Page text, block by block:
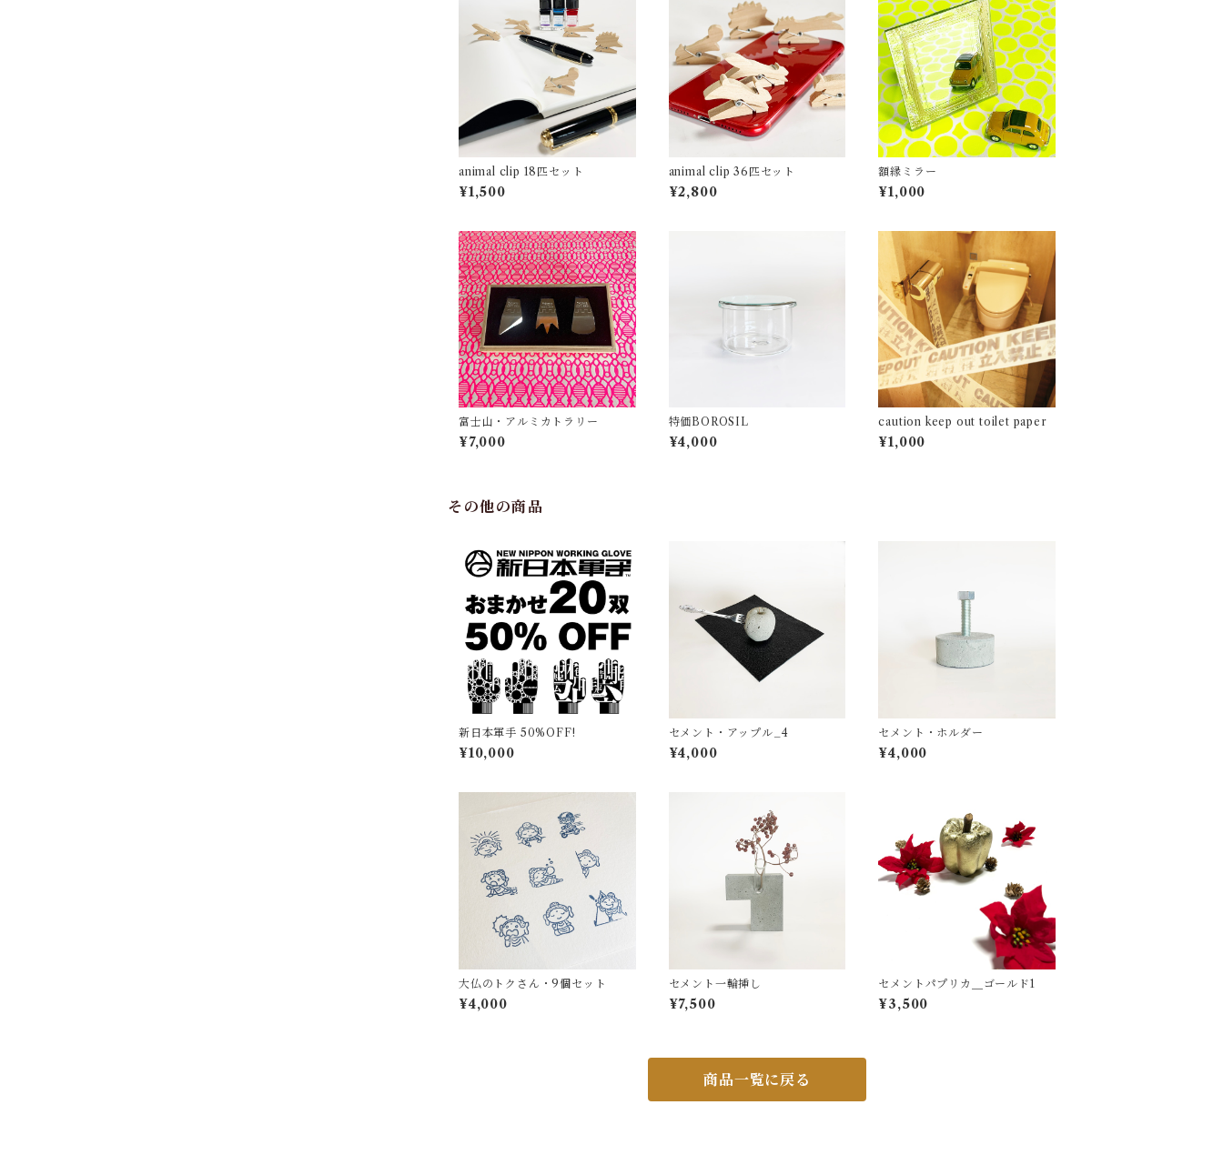
animal clip 18匹セット
¥1,500
animal clip 36匹セット
¥2,800
額縁ミラー
¥1,000
富士山・アルミカトラリー
¥7,000
特価BOROSIL
¥4,000
caution keep out toilet paper
¥1,000
その他の商品
新日本軍手 50%OFF!
¥10,000
セメント・アップル_4
¥4,000
セメント・ホルダー
¥4,000
大仏のトクさん・9個セット
¥4,000
セメント一輪挿し
¥7,500
セメントパプリカ＿ゴールド1
¥3,500
商品一覧に戻る